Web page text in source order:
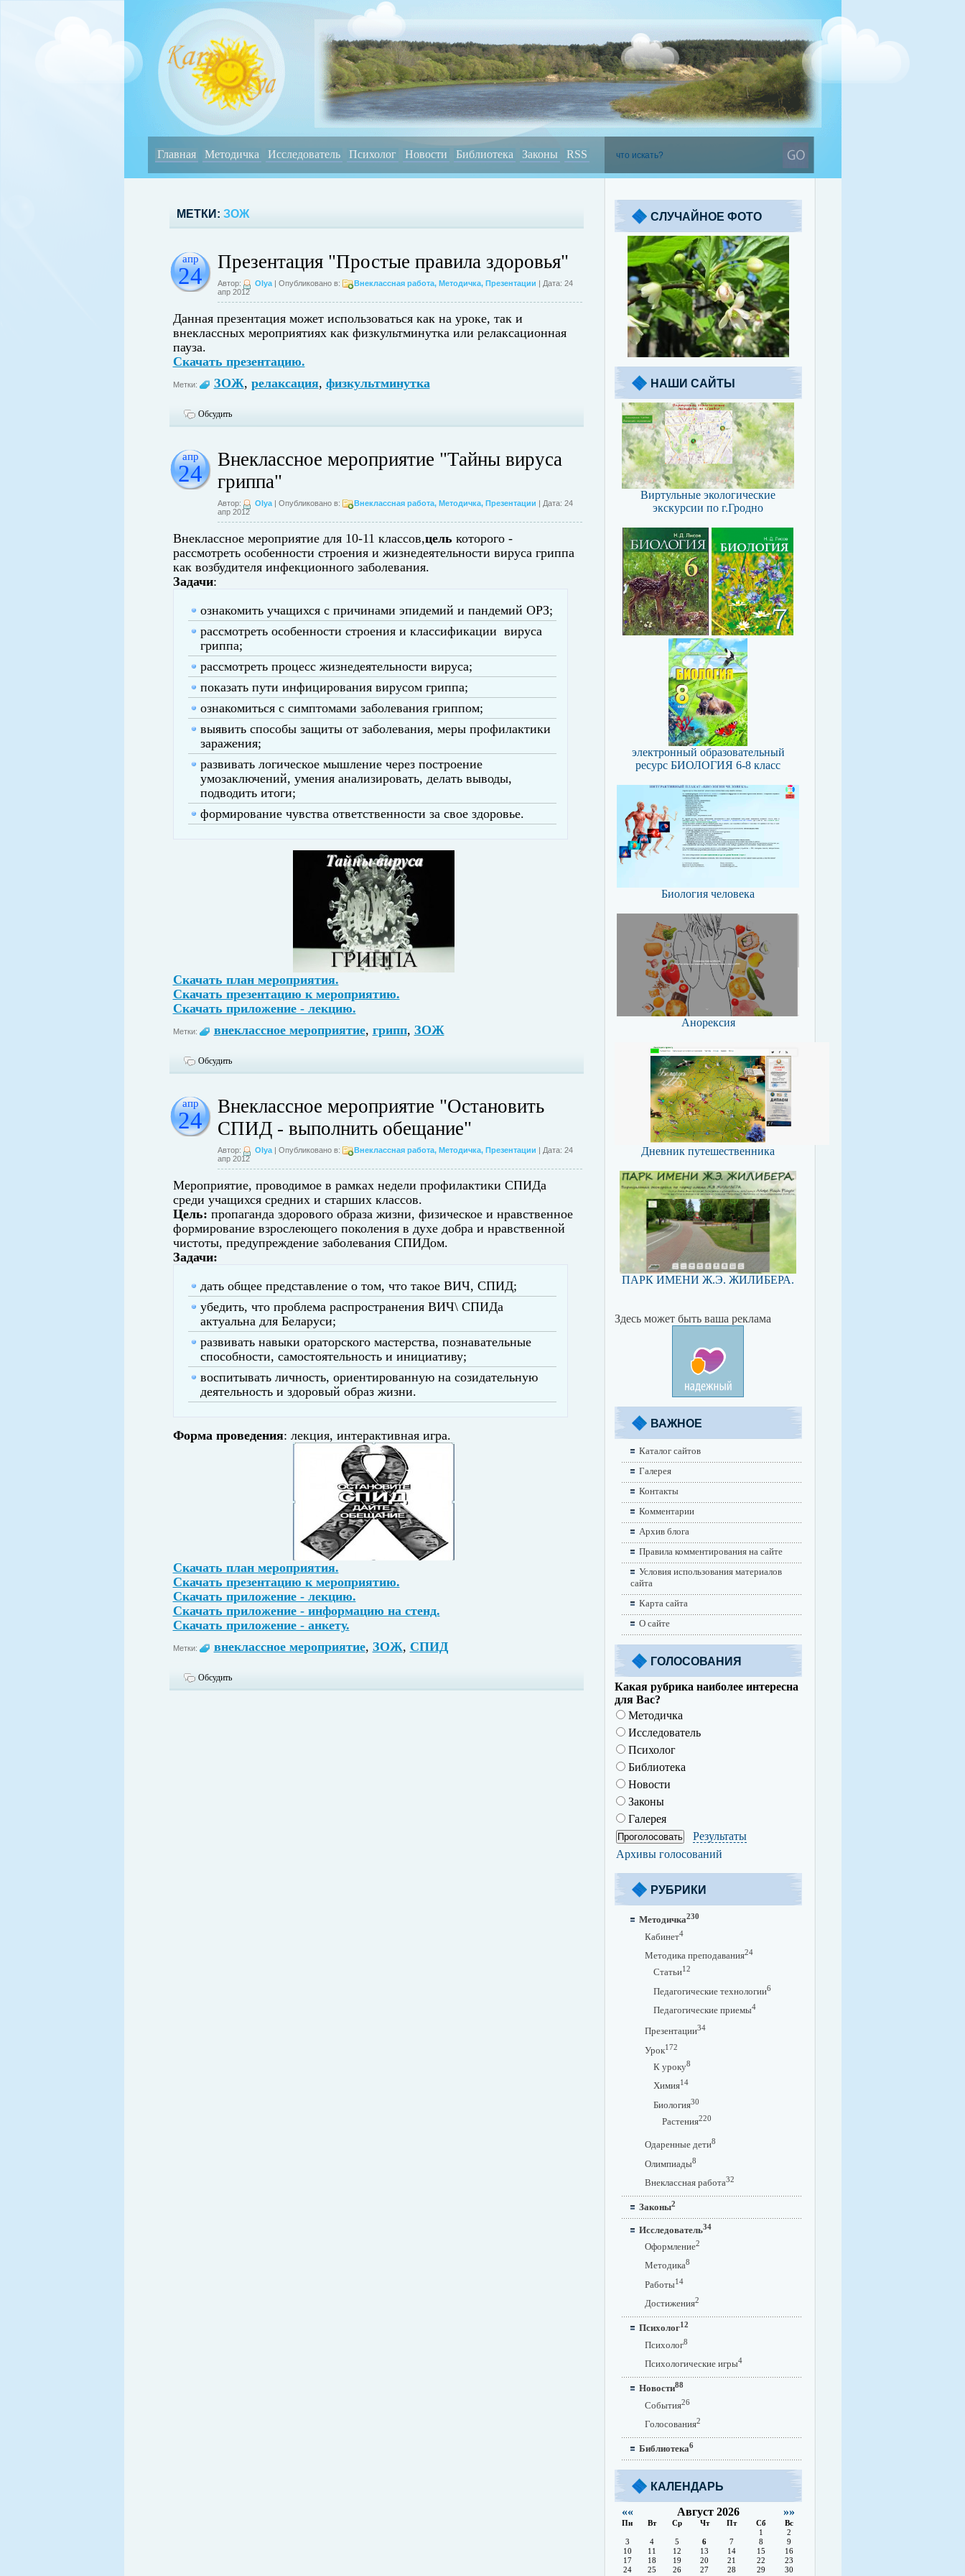
Главная Методичка Исследователь Психолог Новости Библиотека Законы RSS
МЕТКИ: ЗОЖ
апр
24
Презентация "Простые правила здоровья"
Автор: Olya| Опубликовано в: Внеклассная работа, Методичка, Презентации | Дата: 24
апр 2012
Данная презентация может использоваться как на уроке, так и
внеклассных мероприятиях как физкультминутка или релаксационная
пауза.
Скачать презентацию.
Метки: ЗОЖ, релаксация, физкультминутка
Обсудить
апр
24
Внеклассное мероприятие "Тайны вируса
гриппа"
Автор: Olya| Опубликовано в: Внеклассная работа, Методичка, Презентации | Дата: 24
апр 2012
Внеклассное мероприятие для 10-11 классов,цель которого -
рассмотреть особенности строения и жизнедеятельности вируса гриппа
как возбудителя инфекционного заболевания.
Задачи:
ознакомить учащихся с причинами эпидемий и пандемий ОРЗ;
рассмотреть особенности строения и классификации вируса
гриппа;
рассмотреть процесс жизнедеятельности вируса;
показать пути инфицирования вирусом гриппа;
ознакомиться с симптомами заболевания гриппом;
выявить способы защиты от заболевания, меры профилактики
заражения;
развивать логическое мышление через построение
умозаключений, умения анализировать, делать выводы,
подводить итоги;
формирование чувства ответственности за свое здоровье.
Скачать план мероприятия.
Скачать презентацию к мероприятию.
Скачать приложение - лекцию.
Метки: внеклассное мероприятие, грипп, ЗОЖ
Обсудить
апр
24
Внеклассное мероприятие "Остановить
СПИД - выполнить обещание"
Автор: Olya| Опубликовано в: Внеклассная работа, Методичка, Презентации | Дата: 24
апр 2012
Мероприятие, проводимое в рамках недели профилактики СПИДа
среди учащихся средних и старших классов.
Цель: пропаганда здорового образа жизни, физическое и нравственное
формирование взрослеющего поколения в духе добра и нравственной
чистоты, предупреждение заболевания СПИДом.
Задачи:
дать общее представление о том, что такое ВИЧ, СПИД;
убедить, что проблема распространения ВИЧ\ СПИДа
актуальна для Беларуси;
развивать навыки ораторского мастерства, познавательные
способности, самостоятельность и инициативу;
воспитывать личность, ориентированную на созидательную
деятельность и здоровый образ жизни.
Форма проведения: лекция, интерактивная игра.
Скачать план мероприятия.
Скачать презентацию к мероприятию.
Скачать приложение - лекцию.
Скачать приложение - информацию на стенд.
Скачать приложение - анкету.
Метки: внеклассное мероприятие, ЗОЖ, СПИД
Обсудить
СЛУЧАЙНОЕ ФОТО
НАШИ САЙТЫ
Виртульные экологические
экскурсии по г.Гродно
электронный образовательный
ресурс БИОЛОГИЯ 6-8 класс
Биология человека
Анорексия
Дневник путешественника
ПАРК ИМЕНИ Ж.Э. ЖИЛИБЕРА.
Здесь может быть ваша реклама
ВАЖНОЕ
Каталог сайтов
Галерея
Контакты
Комментарии
Архив блога
Правила комментирования на сайте
Условия использования материалов
сайта
Карта сайта
О сайте
ГОЛОСОВАНИЯ
Какая рубрика наиболее интересна
для Вас?
Методичка
Исследователь
Психолог
Библиотека
Новости
Законы
Галерея
Результаты
Архивы голосований
РУБРИКИ
Методичка230
Кабинет4
Методика преподавания24
Статьи12
Педагогические технологии6
Педагогические приемы4
Презентации34
Урок172
К уроку8
Химия14
Биология30
Растения220
Одаренные дети8
Олимпиады8
Внеклассная работа32
Законы2
Исследователь34
Оформление2
Методика8
Работы14
Достижения2
Психолог12
Психолог8
Психологические игры4
Новости88
События26
Голосования2
Библиотека6
КАЛЕНДАРЬ
«« Август 2026 »»
Пн Вт Ср Чт Пт Сб
Вс
1
2
3
4 5 6 7 8
9
10
11 12 13 14 15
16
17
18 19 20 21 22
23
24
25 26 27 28 29
30